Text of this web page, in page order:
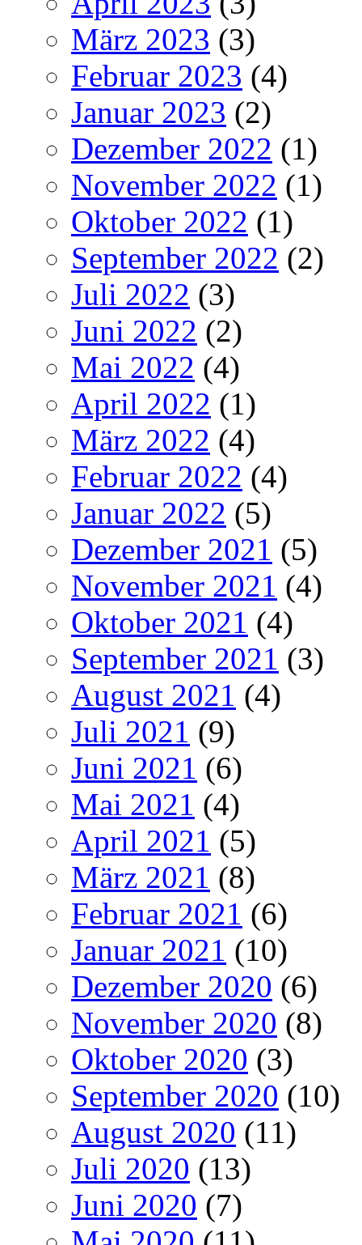
März 2023 (3)
Februar 2023 (4)
Januar 2023 (2)
Dezember 2022 (1)
November 2022 (1)
Oktober 2022 (1)
September 2022 (2)
Juli 2022 (3)
Juni 2022 (2)
Mai 2022 (4)
April 2022 (1)
März 2022 (4)
Februar 2022 (4)
Januar 2022 (5)
Dezember 2021 (5)
November 2021 (4)
Oktober 2021 (4)
September 2021 (3)
August 2021 (4)
Juli 2021 (9)
Juni 2021 (6)
Mai 2021 (4)
April 2021 (5)
März 2021 (8)
Februar 2021 (6)
Januar 2021 (10)
Dezember 2020 (6)
November 2020 (8)
Oktober 2020 (3)
September 2020 (10)
August 2020 (11)
Juli 2020 (13)
Juni 2020 (7)